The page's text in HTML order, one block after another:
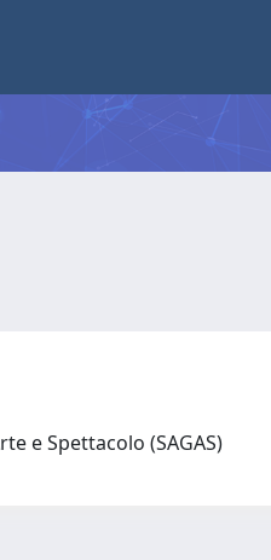
e Spettacolo (SAGAS)